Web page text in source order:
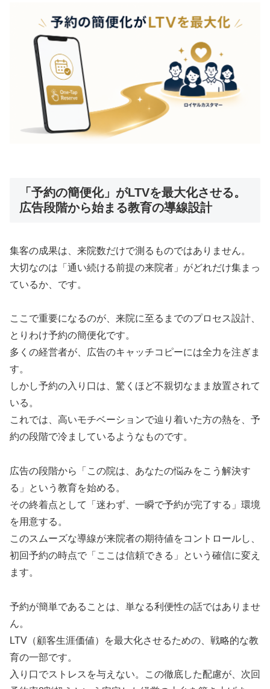
「予約の簡便化」がLTVを最大化させる。
広告段階から始まる教育の導線設計
集客の成果は、来院数だけで測るものではありません。
大切なのは「通い続ける前提の来院者」がどれだけ集まっ
ているか、です。
ここで重要になるのが、来院に至るまでのプロセス設計、
とりわけ予約の簡便化です。
多くの経営者が、広告のキャッチコピーには全力を注ぎま
す。
しかし予約の入り口は、驚くほど不親切なまま放置されて
いる。
これでは、高いモチベーションで辿り着いた方の熱を、予
約の段階で冷ましているようなものです。
広告の段階から「この院は、あなたの悩みをこう解決す
る」という教育を始める。
その終着点として「迷わず、一瞬で予約が完了する」環境
を用意する。
このスムーズな導線が来院者の期待値をコントロールし、
初回予約の時点で「ここは信頼できる」という確信に変え
ます。
予約が簡単であることは、単なる利便性の話ではありませ
ん。
LTV（顧客生涯価値）を最大化させるための、戦略的な教
育の一部です。
入り口でストレスを与えない。この徹底した配慮が、次回